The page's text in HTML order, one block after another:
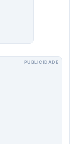
PUBLICIDADE